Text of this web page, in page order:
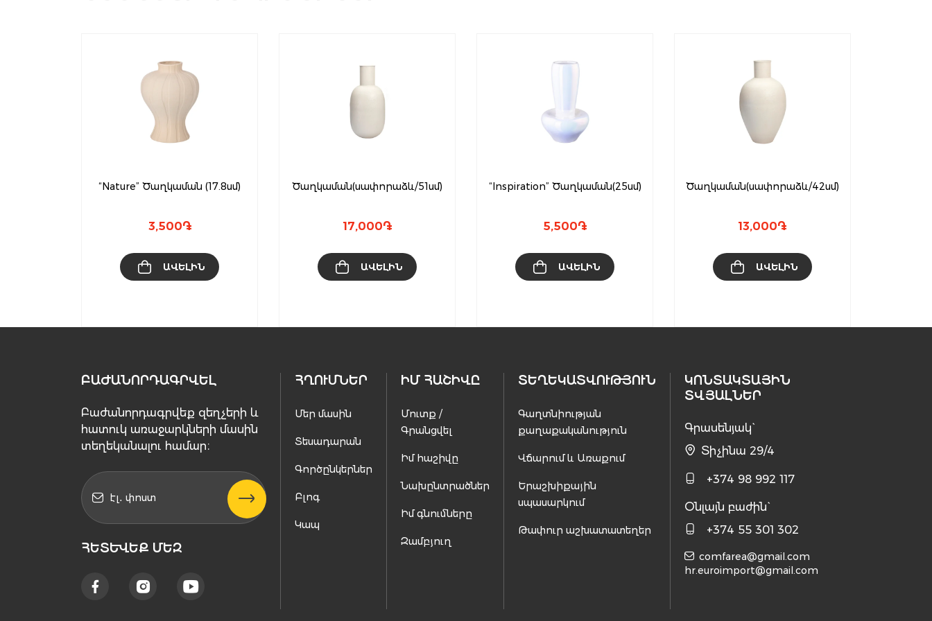
“Nature” Ծաղկաման (17.8սմ)
3,500֏
ԱՎԵԼԻՆ
Ծաղկաման(սափորաձև/51սմ)
17,000֏
ԱՎԵԼԻՆ
“Inspiration” Ծաղկաման(25սմ)
5,500֏
ԱՎԵԼԻՆ
Ծաղկաման(սափորաձև/42սմ)
13,000֏
ԱՎԵԼԻՆ
ԲԱԺԱՆՈՐԴԱԳՐՎԵԼ
Բաժանորդագրվեք զեղչերի և
հատուկ առաջարկների մասին
տեղեկանալու համար։
ՀԵՏԵՒԵՔ ՄԵԶ
ՀՂՈՒՄՆԵՐ
Մեր մասին
Տեսադարան
Գործընկերներ
Բլոգ
Կապ
ԻՄ ՀԱՇԻՎԸ
Մուտք /
Գրանցվել
Իմ հաշիվը
Նախընտրածներ
Իմ գնումները
Զամբյուղ
ՏԵՂԵԿԱՏՎՈՒԹՅՈՒՆ
Գաղտնիության
քաղաքականություն
Վճարում և Առաքում
Երաշխիքային
սպասարկում
Թափուր աշխատատեղեր
ԿՈՆՏԱԿՏԱՅԻՆ
ՏՎՅԱԼՆԵՐ
Գրասենյակ`
Տիչինա 29/4
+374 98 992 117
Օնլայն բաժին`
+374 55 301 302
comfarea@gmail.com
hr.euroimport@gmail.com